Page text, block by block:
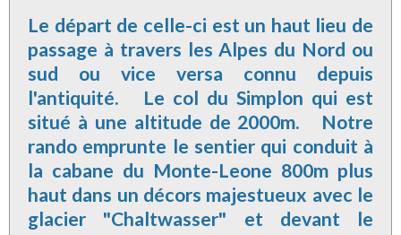
Le départ de celle-ci est un haut lieu de
passage à travers les Alpes du Nord ou
sud ou vice versa connu depuis
l'antiquité. Le col du Simplon qui est
situé à une altitude de 2000m. Notre
rando emprunte le sentier qui conduit à
la cabane du Monte-Leone 800m plus
haut dans un décors majestueux avec le
glacier "Chaltwasser" et devant le